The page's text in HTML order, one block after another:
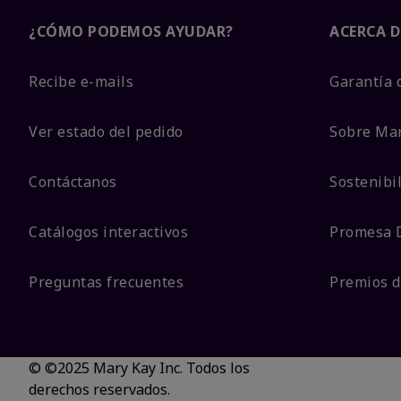
¿CÓMO PODEMOS AYUDAR?
Recibe e-mails
Ver estado del pedido
Contáctanos
Catálogos interactivos
Preguntas frecuentes
ACERCA
Garantía
Sobre
Promesa
Premios
© ©2025 Mary Kay Inc. Todos los
derechos reservados.